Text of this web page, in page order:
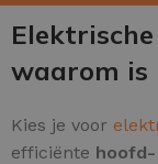
waarom is
Kies je voor
efficiënte hoofd-